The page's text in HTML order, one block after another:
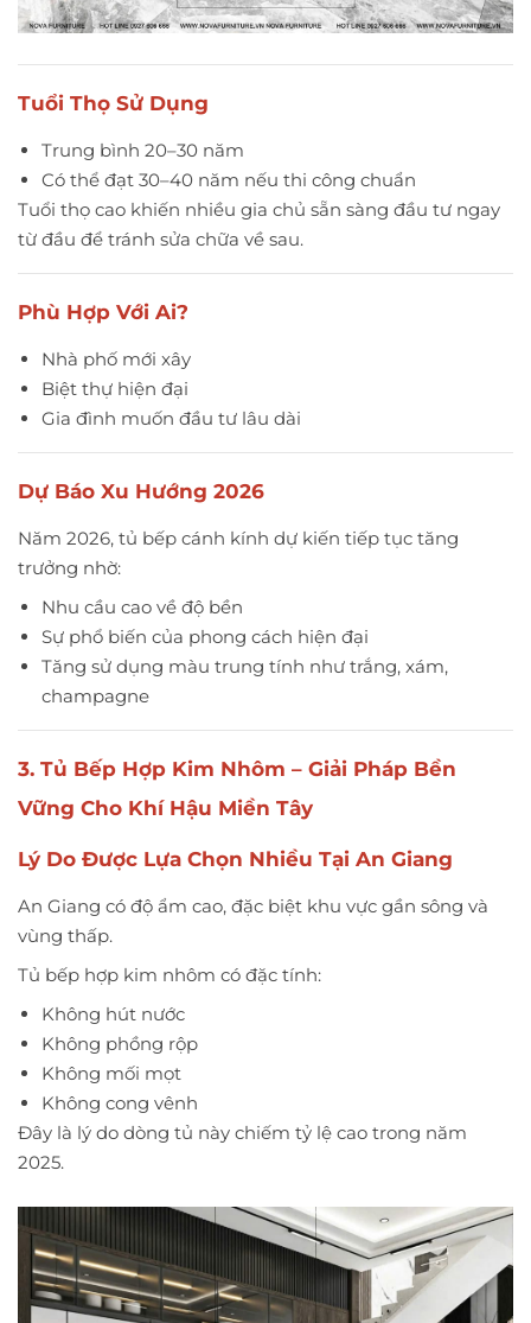
Tuổi Thọ Sử Dụng
Trung bình 20–30 năm
Có thể đạt 30–40 năm nếu thi công chuẩn
Tuổi thọ cao khiến nhiều gia chủ sẵn sàng đầu tư ngay
từ đầu để tránh sửa chữa về sau.
Phù Hợp Với Ai?
Nhà phố mới xây
Biệt thự hiện đại
Gia đình muốn đầu tư lâu dài
Dự Báo Xu Hướng 2026
Năm 2026, tủ bếp cánh kính dự kiến tiếp tục tăng
trưởng nhờ:
Nhu cầu cao về độ bền
Sự phổ biến của phong cách hiện đại
Tăng sử dụng màu trung tính như trắng, xám,
champagne
3. Tủ Bếp Hợp Kim Nhôm – Giải Pháp Bền
Vững Cho Khí Hậu Miền Tây
Lý Do Được Lựa Chọn Nhiều Tại An Giang
An Giang có độ ẩm cao, đặc biệt khu vực gần sông và
vùng thấp.
Tủ bếp hợp kim nhôm có đặc tính:
Không hút nước
Không phồng rộp
Không mối mọt
Không cong vênh
Đây là lý do dòng tủ này chiếm tỷ lệ cao trong năm
2025.